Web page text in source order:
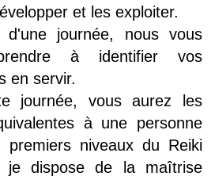
et les exploiter.
journée, nous vous
à identifier vos
en servir.
journée, vous aurez les
à une personne
niveaux du Reiki
je dispose de la maîtrise